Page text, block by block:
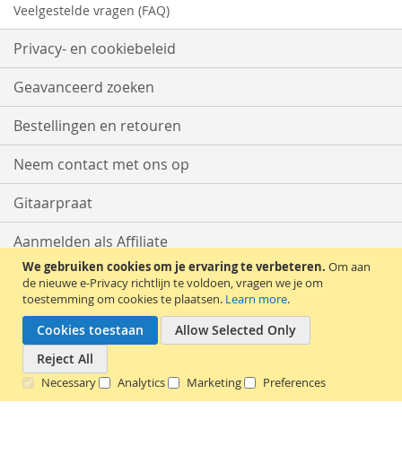
We gebruiken cookies om je ervaring te verbeteren. Om aan
de nieuwe e-Privacy richtlijn te voldoen, vragen we je om
toestemming om cookies te plaatsen. Learn more.
Cookies toestaan
Allow Selected Only
Reject All
Necessary Analytics Marketing Preferences
Veelgestelde vragen (FAQ)
Privacy- en cookiebeleid
Geavanceerd zoeken
Bestellingen en retouren
Neem contact met ons op
Gitaarpraat
Aanmelden als Affiliate
Start met Verkopen